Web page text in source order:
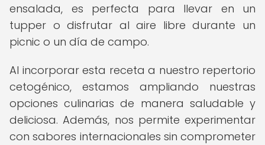
ensalada, es perfecta para llevar en un
tupper o disfrutar al aire libre durante un
picnic o un día de campo.
Al incorporar esta receta a nuestro repertorio
cetogénico, estamos ampliando nuestras
opciones culinarias de manera saludable y
deliciosa. Además, nos permite experimentar
con sabores internacionales sin comprometer